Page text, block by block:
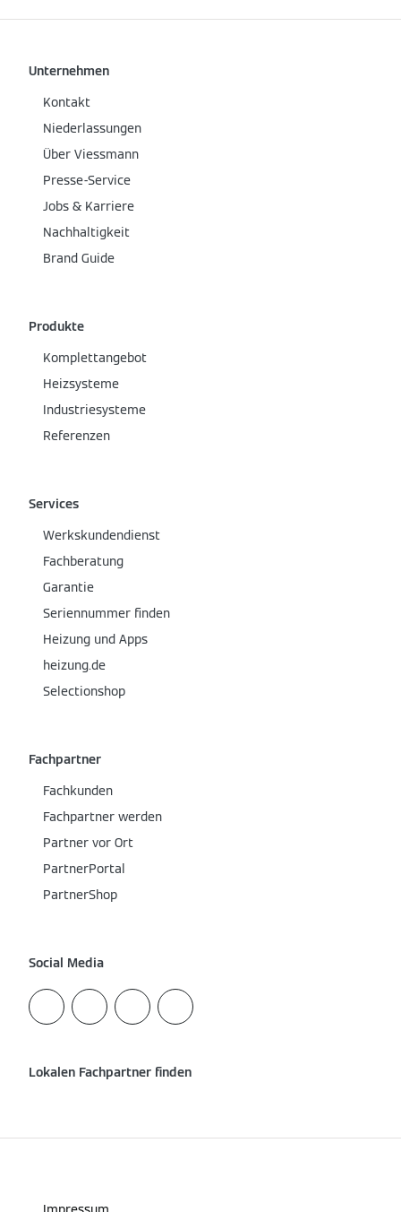
Unternehmen
Kontakt
Niederlassungen
Über Viessmann
Presse-Service
Jobs & Karriere
Nachhaltigkeit
Brand Guide
Produkte
Komplettangebot
Heizsysteme
Industriesysteme
Referenzen
Services
Werkskundendienst
Fachberatung
Garantie
Seriennummer finden
Heizung und Apps
heizung.de
Selectionshop
Fachpartner
Fachkunden
Fachpartner werden
Partner vor Ort
PartnerPortal
PartnerShop
Social Media
Lokalen Fachpartner finden